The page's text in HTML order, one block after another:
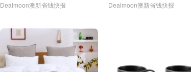
Dealmoon澳新省钱快报 Dealmoon澳新省钱快报